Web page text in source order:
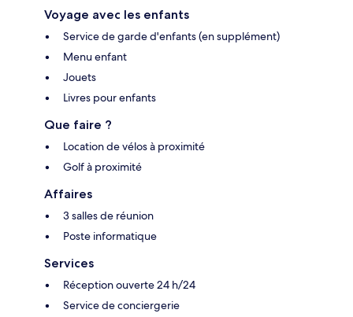
Voyage avec les enfants
Service de garde d'enfants (en supplément)
Menu enfant
Jouets
Livres pour enfants
Que faire ?
Location de vélos à proximité
Golf à proximité
Affaires
3 salles de réunion
Poste informatique
Services
Réception ouverte 24 h/24
Service de conciergerie